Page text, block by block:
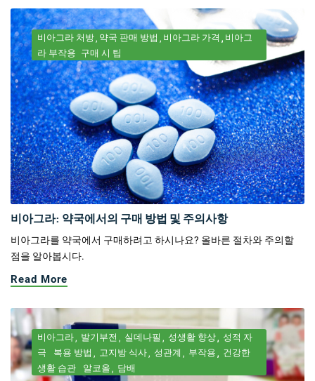
비아그라 처방 약국 판매 방법 비아그라 가격
비아그
라 부작용 구매 시 팁
비아그라: 약국에서의 구매 방법 및 주의사항
비아그라를 약국에서 구매하려고 하시나요? 올바른 절차와 주의할
점을 알아봅시다.
Read More
비아그라 발기부전 실데나필 성생활 향상
성적 자
극
복용 방법 고지방 식사 성관계 부작용
건강한
생활 습관
알코올 담배